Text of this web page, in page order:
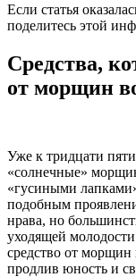
Если статья
поделитесь этой
Средства,
от морщин
Уже к тридцати
«солнечные»
«гусиными
подобным
нрава, но
уходящей
средство от
продлив юность и